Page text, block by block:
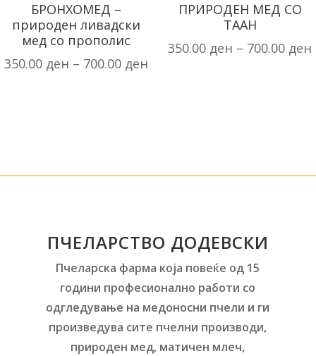
БРОНХОМЕД –
природен ливадски
мед со прополис
350.00 ден – 700.00 ден
ПРИРОДЕН МЕД СО
ТААН
350.00 ден – 700.00 ден
ПЧЕЛАРСТВО ДОДЕВСКИ
Пчеларска фарма која повеќе од 15
години професионално работи со
одгледување на медоносни пчели и ги
произведува сите пчелни производи,
природен мед, матичен млеч,